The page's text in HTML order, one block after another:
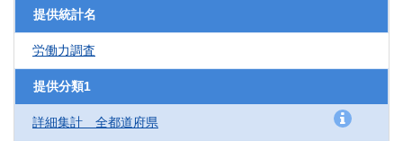
提供統計名
労働力調査
提供分類1
詳細集計 全都道府県